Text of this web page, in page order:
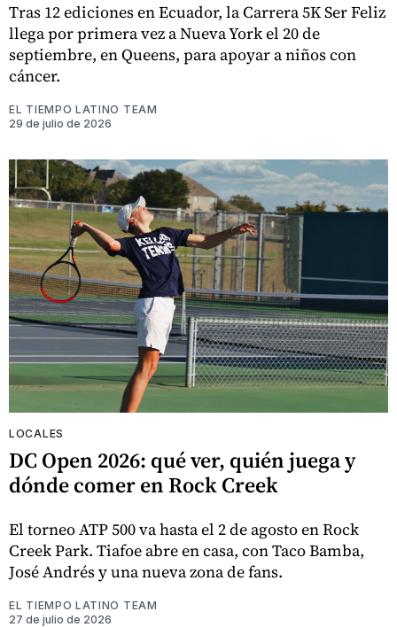
Tras 12 ediciones en Ecuador, la Carrera 5K Ser Feliz
llega por primera vez a Nueva York el 20 de
septiembre, en Queens, para apoyar a niños con
cáncer.
EL TIEMPO LATINO TEAM
29 de julio de 2026
LOCALES
DC Open 2026: qué ver, quién juega y
dónde comer en Rock Creek
El torneo ATP 500 va hasta el 2 de agosto en Rock
Creek Park. Tiafoe abre en casa, con Taco Bamba,
José Andrés y una nueva zona de fans.
EL TIEMPO LATINO TEAM
27 de julio de 2026